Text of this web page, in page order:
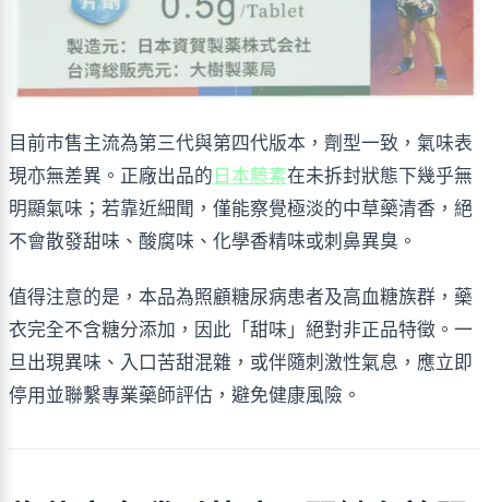
目前市售主流為第三代與第四代版本，劑型一致，氣味表
現亦無差異。正廠出品的 日本藤素在未拆封狀態下幾乎無
明顯氣味；若靠近細聞，僅能察覺極淡的中草藥清香，絕
不會散發甜味、酸腐味、化學香精味或刺鼻異臭。
值得注意的是，本品為照顧糖尿病患者及高血糖族群，藥
衣完全不含糖分添加，因此「甜味」絕對非正品特徵。一
旦出現異味、入口苦甜混雜，或伴隨刺激性氣息，應立即
停用並聯繫專業藥師評估，避免健康風險。